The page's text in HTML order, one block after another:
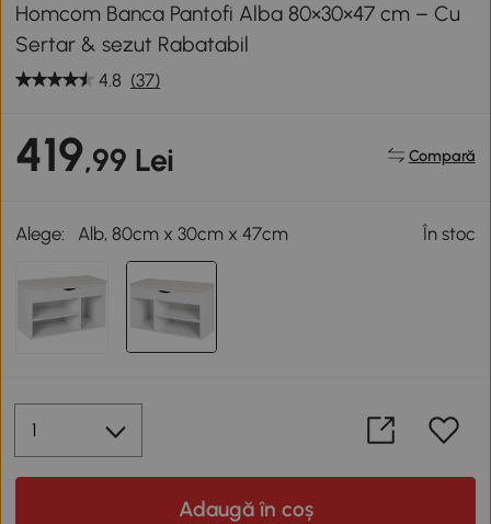
Homcom Banca Pantofi Alba 80×30×47 cm – Cu
Sertar & sezut Rabatabil
4.8 (37)
419,99 Lei Compară
Alege: Alb, 80cm x 30cm x 47cm În stoc
Adaugă în coș